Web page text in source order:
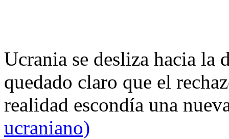
Ucrania se desliza hacia
quedado claro que el
realidad escondía una
ucraniano)